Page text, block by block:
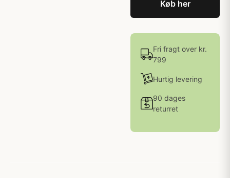
Køb her
Fri fragt over kr.
799
Hurtig levering
90 dages
returret